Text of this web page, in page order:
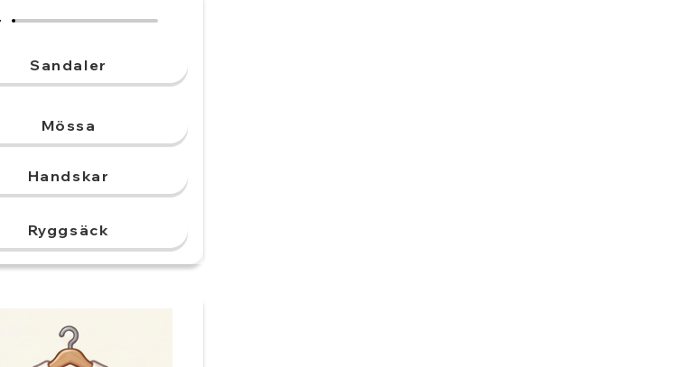
Sandaler
Mössa
Handskar
Ryggsäck